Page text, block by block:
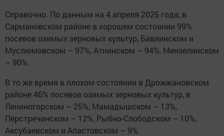
Справочно. По данным на 4 апреля 2025 года, в
Сармановском районе в хорошем состоянии 99%
посевов озимых зерновых культур, Бавлинском и
Муслюмовском – 97%, Атнинском – 94%, Мензелинском
– 90%.
В то же время в плохом состоянии в Дрожжановском
районе 46% посевов озимых зерновых культур, в
Лениногорском – 25%, Мамадышском – 13%,
Перстречинском – 12%, Рыбно-Слободском – 10%,
Аксубаевском и Апастовском – 9%.